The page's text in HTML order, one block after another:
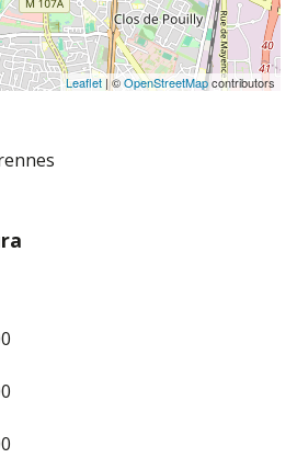
Leaflet | ©OpenStreetMapcontributors